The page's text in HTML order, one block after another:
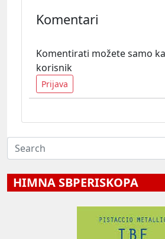
Komentari
Komentirati možete samo
korisnik
Prijava
HIMNA SBPERISKOPA